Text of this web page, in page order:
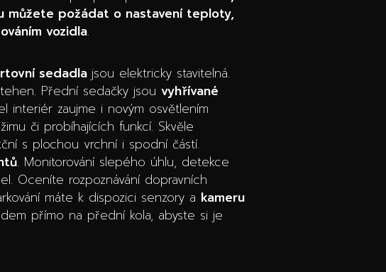
můžete požádat o nastavení teploty,
vozidla.
sedadla jsou elektricky stavitelná.
Přední sedačky jsou vyhřívané
interiér zaujme i novým osvětlením
či probíhajících funkcí. Skvěle
s plochou vrchní i spodní částí.
. Monitorování slepého úhlu, detekce
Oceníte rozpoznávání dopravních
máte k dispozici senzory a kameru
přímo na přední kola, abyste si je